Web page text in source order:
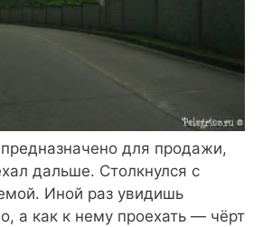
для продажи,
дальше. Столкнулся с
Иной раз увидишь
а как к нему проехать — чёрт